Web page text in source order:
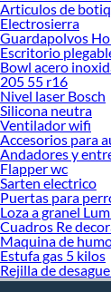
Articulos de
Electrosierra
Guardapolvos
Escritorio
Bowl acero
205 55 r16
Nivel laser Bosch
Silicona neutra
Ventilador wifi
Accesorios para
Andadores y
Flapper wc
Sarten electrico
Puertas para
Loza a granel
Cuadros Re
Maquina de
Estufa gas 5 kilos
Rejilla de